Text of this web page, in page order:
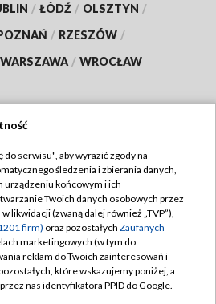
/ ŁÓDŹ / OLSZTYN /
/ RZESZÓW /
WARSZAWA / WROCŁAW
TVP
TVP
prywatności
Moje zgody
Pomoc
serwisu", aby wyrazić zgody na
śledzenia i zbierania danych,
urządzeniu końcowym i ich
Twoich danych osobowych przez
likwidacji (zwaną dalej również „TVP”),
firm) oraz pozostałych Zaufanych
marketingowych (w tym do
reklam do Twoich zainteresowań i
które wskazujemy poniżej, a
nas identyfikatora PPID do Google.